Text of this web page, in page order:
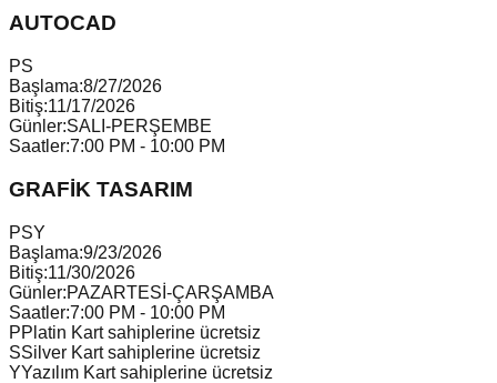
AUTOCAD
PS
Başlama:8/27/2026
Bitiş:11/17/2026
Günler:SALI-PERŞEMBE
Saatler:7:00 PM - 10:00 PM
GRAFİK TASARIM
PSY
Başlama:9/23/2026
Bitiş:11/30/2026
Günler:PAZARTESİ-ÇARŞAMBA
Saatler:7:00 PM - 10:00 PM
PPlatin Kart sahiplerine ücretsiz
SSilver Kart sahiplerine ücretsiz
YYazılım Kart sahiplerine ücretsiz